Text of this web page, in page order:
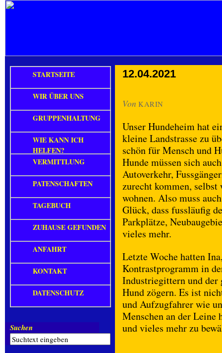
12.04.2021
Von KARIN
Unser Hundeheim hat
kleine Landstrasse zu
schön für Mensch und
Hunde müssen sich
Autoverkehr,
zurecht kommen,
wohnen. Also muss
Glück, dass fussläufig
Parkplätze,
vieles mehr.
Letzte Woche hatten
Kontrastprogramm in
Industriegittern und der
Hund zögern. Es ist
und Aufzugfahrer wie
Menschen an der Leine
und vieles mehr zu
STARTSEITE
WIR ÜBER UNS
GRUPPENHALTUNG
WIE KANN ICH
HELFEN?
VERMITTLUNG
PATENSCHAFTEN
TAGEBUCH
ZUHAUSE GEFUNDEN
ANFAHRT
KONTAKT
DATENSCHUTZ
Suchen